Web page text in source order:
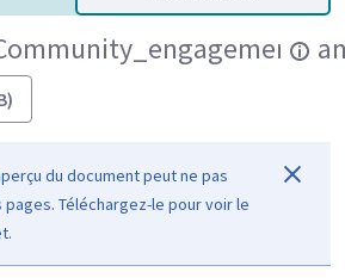
du document peut ne pas
Téléchargez-le pour voir le